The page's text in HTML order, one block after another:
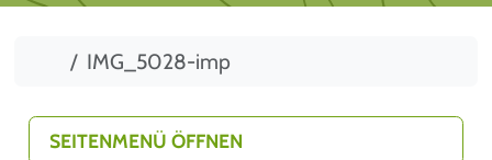
StartIMG_5028-imp
SEITENMENÜ ÖFFNEN